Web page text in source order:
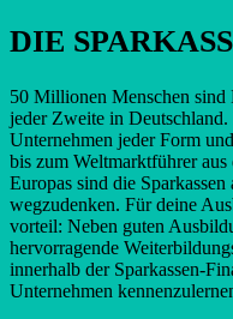
DIE
50 Millionen Menschen sind
jeder Zweite in
Unternehmen jeder Form
bis zum Welt­marktführer
Europas sind die
wegzudenken. Für deine
vorteil: Neben guten
hervorragende
innerhalb der Sparkassen-
Unternehmen